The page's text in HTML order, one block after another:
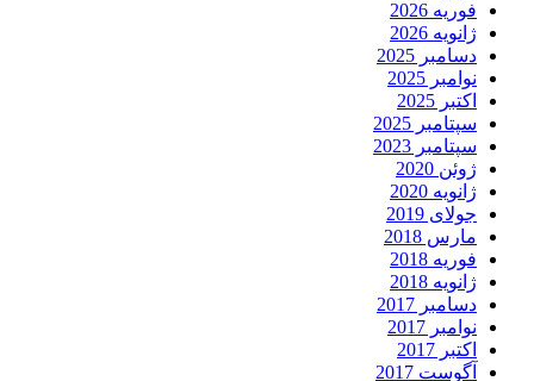
فوریه 2026
ژانویه 2026
دسامبر 2025
نوامبر 2025
اکتبر 2025
سپتامبر 2025
سپتامبر 2023
ژوئن 2020
ژانویه 2020
جولای 2019
مارس 2018
فوریه 2018
ژانویه 2018
دسامبر 2017
نوامبر 2017
اکتبر 2017
آگوست 2017